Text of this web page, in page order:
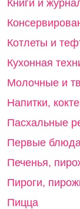
Книги и
Котлеты и
Кухонная
Молочные и
Напитки,
Пасхальные
Первые блюда
Печенья,
Пироги,
Пицца